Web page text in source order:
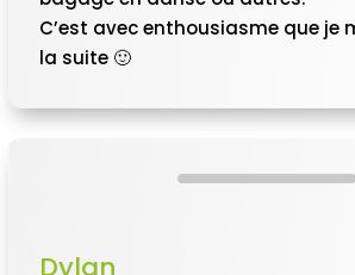
C’est avec enthousiasme que je
la suite 🙂
Dylan